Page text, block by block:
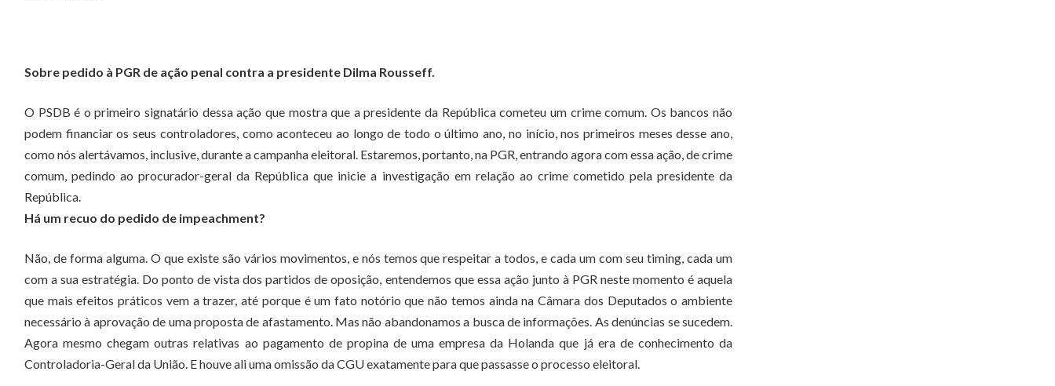
Sobre pedido à PGR de ação penal contra a presidente Dilma Rousseff.
O PSDB é o primeiro signatário dessa ação que mostra que a presidente da República cometeu um crime comum. Os bancos não
podem financiar os seus controladores, como aconteceu ao longo de todo o último ano, no início, nos primeiros meses desse ano,
como nós alertávamos, inclusive, durante a campanha eleitoral. Estaremos, portanto, na PGR, entrando agora com essa ação, de crime
comum, pedindo ao procurador-geral da República que inicie a investigação em relação ao crime cometido pela presidente da
República.
Há um recuo do pedido de impeachment?
Não, de forma alguma. O que existe são vários movimentos, e nós temos que respeitar a todos, e cada um com seu timing, cada um
com a sua estratégia. Do ponto de vista dos partidos de oposição, entendemos que essa ação junto à PGR neste momento é aquela
que mais efeitos práticos vem a trazer, até porque é um fato notório que não temos ainda na Câmara dos Deputados o ambiente
necessário à aprovação de uma proposta de afastamento. Mas não abandonamos a busca de informações. As denúncias se sucedem.
Agora mesmo chegam outras relativas ao pagamento de propina de uma empresa da Holanda que já era de conhecimento da
Controladoria-Geral da União. E houve ali uma omissão da CGU exatamente para que passasse o processo eleitoral.